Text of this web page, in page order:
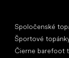
Spoločenské
Športové
Čierne barefoot